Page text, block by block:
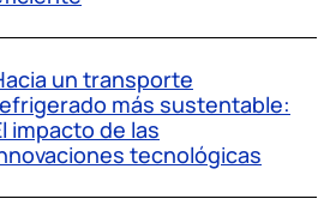
un transporte
más sustentable:
impacto de las
tecnológicas